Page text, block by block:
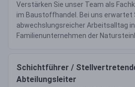
Verstärken Sie unser Team als
im Baustoffhandel. Bei uns erwartet
abwechslungsreicher Arbeitsalltag
Familienunternehmen der
Schichtführer /
Abteilungsleiter